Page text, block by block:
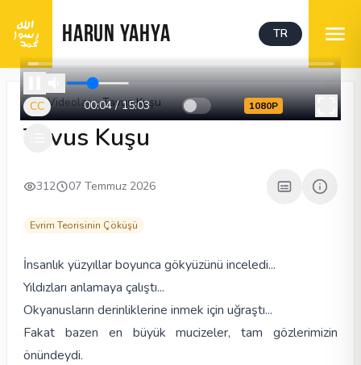
HARUN YAHYA TR
Videolar Tavus Kuşu
CC 00:05 / 15:03 1080P
Tavus Kuşu
312 07 Temmuz 2026
Evrim Teorisinin Çöküşü
İnsanlık yüzyıllar boyunca gökyüzünü inceledi...
Yıldızları anlamaya çalıştı...
Okyanusların derinliklerine inmek için uğraştı...
Fakat bazen en büyük mucizeler, tam gözlerimizin
önündeydi.